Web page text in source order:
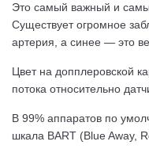
Это самый важный и
Существует огромное
артерия, а синее — это
Цвет на допплеровской
потока относительно
В 99% аппаратов по
шкала BART (Blue Away,